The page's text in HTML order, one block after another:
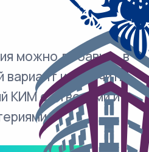
можно добавить в
вариант и получить
КИМ с ответами и